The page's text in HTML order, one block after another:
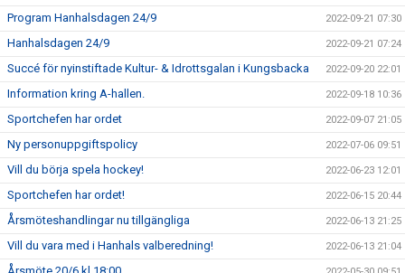
Program Hanhalsdagen 24/9 2022-09-21 07:30
Hanhalsdagen 24/9 2022-09-21 07:24
Succé för nyinstiftade Kultur- & Idrottsgalan i Kungsbacka 2022-09-20 22:01
Information kring A-hallen. 2022-09-18 10:36
Sportchefen har ordet 2022-09-07 21:05
Ny personuppgiftspolicy 2022-07-06 09:51
Vill du börja spela hockey! 2022-06-23 12:01
Sportchefen har ordet! 2022-06-15 20:44
Årsmöteshandlingar nu tillgängliga 2022-06-13 21:25
Vill du vara med i Hanhals valberedning! 2022-06-13 21:04